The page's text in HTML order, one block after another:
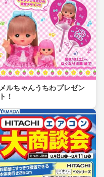
メルちゃんうちわプレゼン
ト！